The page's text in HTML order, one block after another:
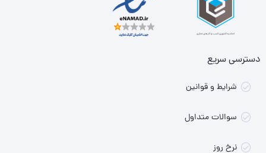
دسترسی سریع
شرایط و قوانین
سوالات متداول
نرخ روز